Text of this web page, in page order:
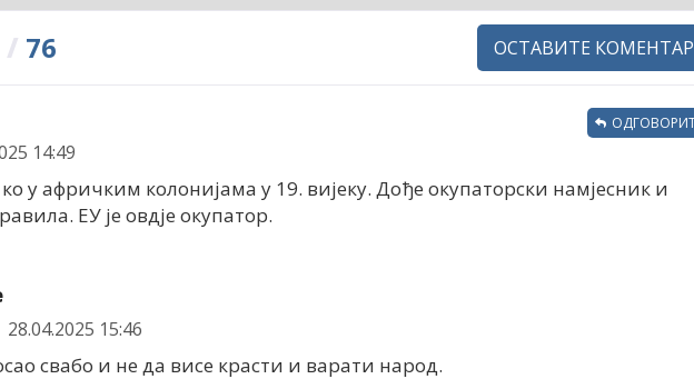
/ 76 ОСТАВИТЕ КОМЕНТАР
14:49
у афричким колонијама у 19. вијеку. Дође окупаторски намјесник и
ЕУ је овдје окупатор.
28.04.2025 15:46
свабо и не да висе красти и варати народ.